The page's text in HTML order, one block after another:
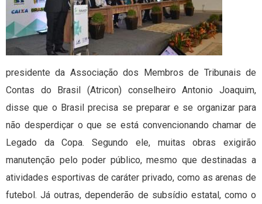
presidente da Associação dos Membros de Tribunais de
Contas do Brasil (Atricon) conselheiro Antonio Joaquim,
disse que o Brasil precisa se preparar e se organizar para
não desperdiçar o que se está convencionando chamar de
Legado da Copa. Segundo ele, muitas obras exigirão
manutenção pelo poder público, mesmo que destinadas a
atividades esportivas de caráter privado, como as arenas de
futebol. Já outras, dependerão de subsídio estatal, como o